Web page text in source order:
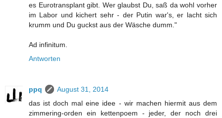
es Eurotransplant gibt. Wer glaubst Du, saß da wohl vorher
im Labor und kichert sehr - der Putin war's, er lacht sich
krumm und Du guckst aus der Wäsche dumm."
Ad infinitum.
Antworten
ppq
August 31, 2014
das ist doch mal eine idee - wir machen hiermit aus dem
zimmering-orden ein kettenpoem - jeder, der noch drei